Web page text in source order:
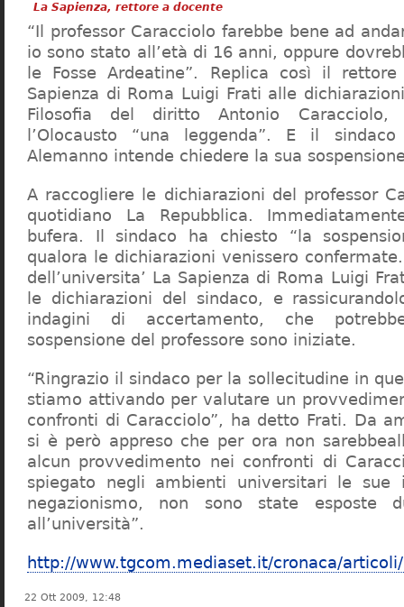
La Sapienza, rettore a docente
“Il professor Caracciolo farebbe bene ad
io sono stato all’età di 16 anni, oppure
le Fosse Ardeatine”. Replica così il rettore
Sapienza di Roma Luigi Frati alle
Filosofia del diritto Antonio
l’Olocausto “una leggenda”. E il
Alemanno intende chiedere la sua
A raccogliere le dichiarazioni del professor
quotidiano La Repubblica.
bufera. Il sindaco ha chiesto “la
qualora le dichiarazioni venissero
dell’universita’ La Sapienza di Roma Luigi
le dichiarazioni del sindaco, e
indagini di accertamento, che
sospensione del professore sono iniziate.
“Ringrazio il sindaco per la sollecitudine in
stiamo attivando per valutare un
confronti di Caracciolo”, ha detto Frati. Da
si è però appreso che per ora non
alcun provvedimento nei confronti di
spiegato negli ambienti universitari le sue
negazionismo, non sono state esposte
all’università”.
http://www.tgcom.mediaset.it/cronaca/
22 Ott 2009, 12:48